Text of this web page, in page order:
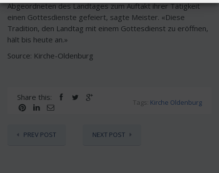
Abgeordneten des Landtages zum Auftakt ihrer Tätigkeit
einen Gottesdienste gefeiert, sagte Meister. «Diese
Tradition, den Landtag mit einem Gottesdienst zu eröffnen,
hält bis heute an.»
Source: Kirche-Oldenburg
Share this:
Tags: Kirche Oldenburg
PREV POST NEXT POST